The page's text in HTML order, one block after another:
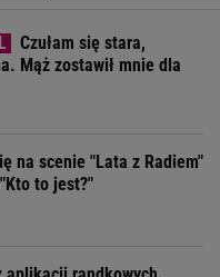
Czułam się stara,
Mąż zostawił mnie dla
na scenie "Lata z Radiem"
to jest?"